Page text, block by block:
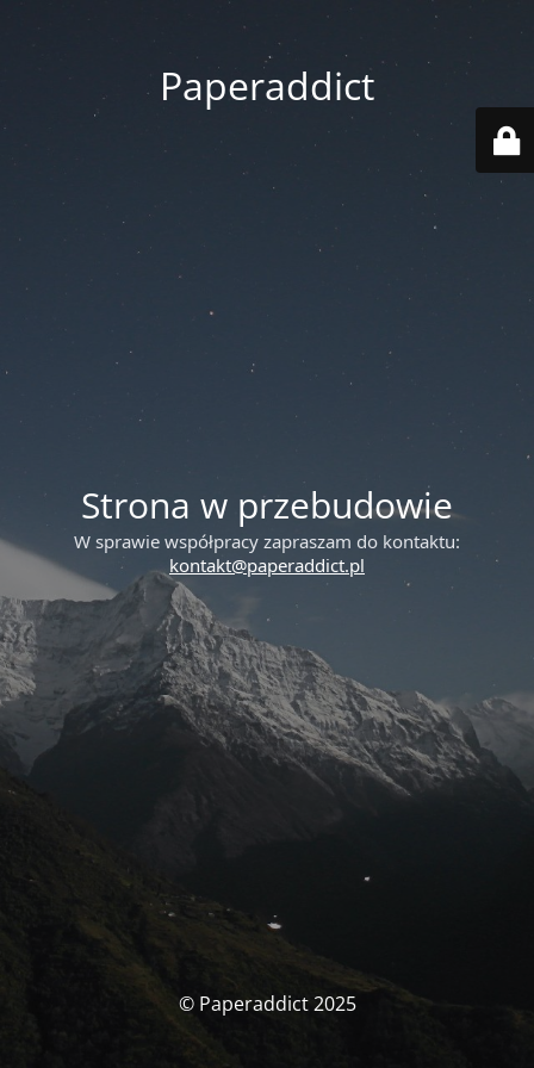
Paperaddict
Strona w przebudowie
W sprawie współpracy zapraszam do kontaktu:
kontakt@paperaddict.pl
© Paperaddict 2025